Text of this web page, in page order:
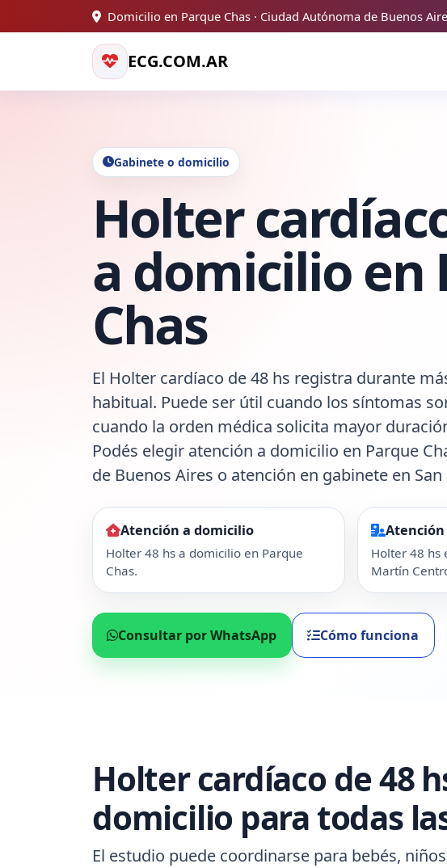
Domicilio en Parque Chas · Ciudad Autónoma de Buenos
ECG.COM.AR
Gabinete o domicilio
Holter
a domicilio en
Chas
El Holter cardíaco de 48 hs registra durante
habitual. Puede ser útil cuando los síntomas
cuando la orden médica solicita mayor
Podés elegir atención a domicilio en Parque
de Buenos Aires o atención en gabinete en
Atención a domicilio
Holter 48 hs a domicilio en Parque
Chas.
Holter 48 hs
Martín
Consultar por WhatsApp Cómo funciona
Holter cardíaco de 48
domicilio para todas
El estudio puede coordinarse para bebés,